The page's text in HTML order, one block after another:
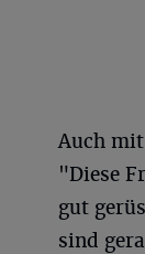
Auch
"Diese
gut
sind